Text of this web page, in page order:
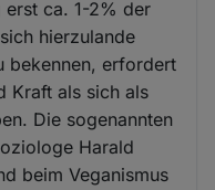
erst ca. 1-2% der
hierzulande
bekennen, erfordert
Kraft als sich als
Die sogenannten
Harald
beim Veganismus